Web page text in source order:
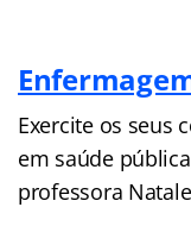
Exercite os seus
em saúde
professora